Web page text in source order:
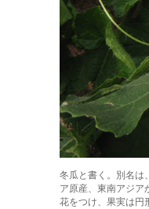
冬瓜と書く。別名は
ア原産、東南アジア
花をつけ、果実は円